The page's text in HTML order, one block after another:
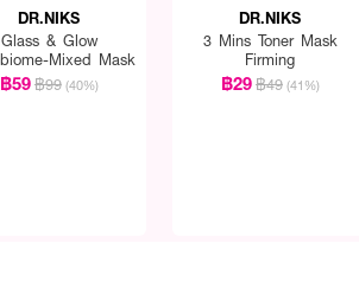
DR.NIKS
Glass & Glow
Mixed Mask
฿59฿99 (40%)
DR.NIKS
3 Mins Toner Mask
Firming
฿29฿49 (41%)